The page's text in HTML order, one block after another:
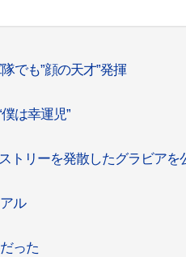
でも”顔の天才”発揮
は幸運児”
トリーを発散したグラビアを
ル
った